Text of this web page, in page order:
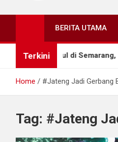
BERITA UTAMA
Terkini
Berkumpul di Semarang,
Home #Jateng Jadi Gerbang
Tag: #Jateng